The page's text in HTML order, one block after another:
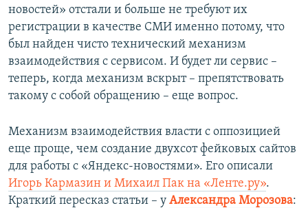
новостей» отстали и больше не требуют их
регистрации в качестве СМИ именно потому, что
был найден чисто технический механизм
взаимодействия с сервисом. И будет ли сервис –
теперь, когда механизм вскрыт – препятствовать
такому с собой обращению – еще вопрос.
Механизм взаимодействия власти с оппозицией
еще проще, чем создание двухсот фейковых сайтов
для работы с «Яндекс-новостями». Его описали
Игорь Кармазин и Михаил Пак на «Ленте.ру».
Краткий пересказ статьи – у Александра Морозова: